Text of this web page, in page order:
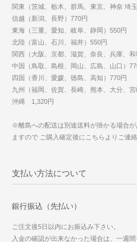
関東（茨城、栃木、群馬、東京、神奈 埼
信越（新潟、長野）770円
東海（三重、愛知、岐阜、静岡）550円
北陸（富山、石川、福井）550円
関西（大阪、京都、滋賀、奈良、兵庫、
中国（鳥取、島根、岡山、広島、山口）
四国（香川、愛媛、徳島、高知）770円
九州（福岡、佐賀、長崎、熊本、大分、
沖縄 1,320円
※離島への配送は別途送料が掛かる場合
ますので ご購入確定後にこちらよりご連
支払い方法について
銀行振込（先払い）
ご注文後5日以内にお振込み下さい。
入金の確認が出来なかった場合は、一週